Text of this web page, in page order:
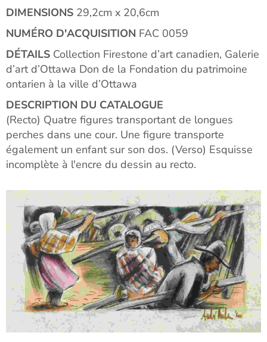
DIMENSIONS 29,2cm x 20,6cm
NUMÉRO D'ACQUISITION FAC 0059
DÉTAILS Collection Firestone d’art canadien, Galerie
d’art d’Ottawa Don de la Fondation du patrimoine
ontarien à la ville d’Ottawa
DESCRIPTION DU CATALOGUE
(Recto) Quatre figures transportant de longues
perches dans une cour. Une figure transporte
également un enfant sur son dos. (Verso) Esquisse
incomplète à l'encre du dessin au recto.